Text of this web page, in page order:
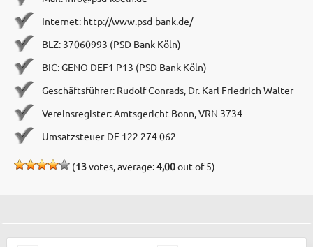
Internet: http://www.psd-bank.de/
BLZ: 37060993 (PSD Bank Köln)
BIC: GENO DEF1 P13 (PSD Bank Köln)
Geschäftsführer: Rudolf Conrads, Dr. Karl ­Friedrich Walter
Vereinsregister: Amtsgericht Bonn, VRN 3734
Umsatzsteuer-DE 122 274 062
(13votes, average:4,00out of 5)